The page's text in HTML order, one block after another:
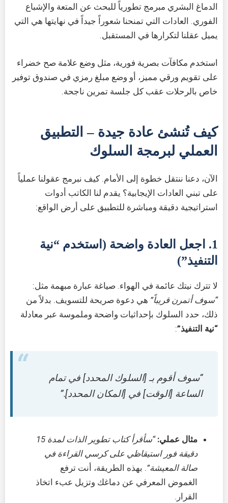
الدماغ البشري مبرمج تطورياً للبحث عن المتعة والإشباع
الفوري. العادات التي تمنحنا شعوراً جيداً في نهايتها هي التي
يميل عقلنا لتكرارها في المستقبل.
استخدم مكافآت بصرية فورية، مثل وضع علامة صح خضراء
على تقويم ورقي مميز، أو وضع مبلغ رمزي في صندوق توفير
خاص بالرحلات عقب كل جلسة تمرين ناجحة.
كيف تُنشئ عادة جيدة – التطبيق
العملي لبرمجة السلوك
الآن، دعنا ننتقل خطوة إلى الأمام. كيف نبرمج عقولنا عملياً
على تبني العادات الإيجابية؟ يقدم لنا الكاتب أدوات
استراتيجية دقيقة ومباشرة للتطبيق على أرض الواقع:
1. اجعل العادة واضحة (استخدم “نية
التنفيذ”)
لا تترك نيتك عائمة في الهواء. صياغة عبارة مبهمة مثل:
“سوف أتمرن قريباً” هي دعوة صريحة للتسويف. بدلاً من
ذلك، حدد السلوك بإحداثيات واضحة وملموسة عبر معادلة
“نية التنفيذ”:
“سوف أقوم بـ [السلوك المحدد] في تمام
الساعة [الوقت] في [المكان المحدد].”
مثال عملي:
“سأقرأ كتاب تطوير الذات لمدة 15
دقيقة فور استيقاظي على كرسي القراءة في
صالة المعيشة”. بهذه الطريقة، أنت ترفع
الغموض المعرفي عن دماغك وتزيل عبء اتخاذ
القرار.